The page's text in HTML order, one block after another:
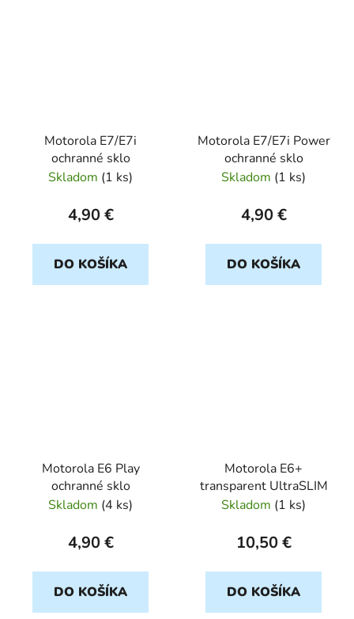
Motorola E7/E7i
ochranné sklo
Skladom (1 ks)
4,90 €
DO KOŠÍKA
Motorola E7/E7i Power
ochranné sklo
Skladom (1 ks)
4,90 €
DO KOŠÍKA
Motorola E6 Play
ochranné sklo
Skladom (4 ks)
4,90 €
DO KOŠÍKA
Motorola E6+
transparent UltraSLIM
Skladom (1 ks)
10,50 €
DO KOŠÍKA